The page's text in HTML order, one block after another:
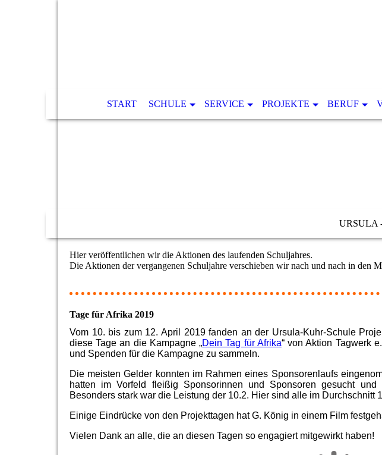
START SCHULE SERVICE PROJEKTE BERUF
URSULA
Hier veröffentlichen wir die Aktionen des laufenden Schuljahres.
Die Aktionen der vergangenen Schuljahre verschieben wir nach und nach in den
Tage für Afrika 2019
Vom 10. bis zum 12. April 2019 fanden an der Ursula-Kuhr-Schule
diese Tage an die Kampagne „Dein Tag für Afrika“ von Aktion Tagwerk
und Spenden für die Kampagne zu sammeln.
Die meisten Gelder konnten im Rahmen eines Sponsorenlaufs
hatten im Vorfeld fleißig Sponsorinnen und Sponsoren gesucht
Besonders stark war die Leistung der 10.2. Hier sind alle im Durchschnitt
Einige Eindrücke von den Projekttagen hat G. König in einem Film
Vielen Dank an alle, die an diesen Tagen so engagiert mitgewirkt haben!